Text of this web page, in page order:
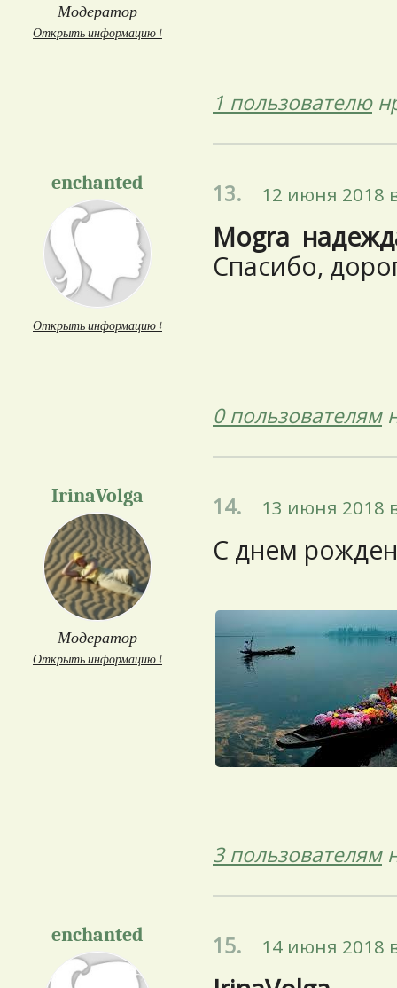
Модератор
Открыть информацию ↓
1 пользователю
enchanted
Открыть информацию ↓
13. 12 июня 2018
Mogra
Спасибо,
0 пользователям
IrinaVolga
Модератор
Открыть информацию ↓
14. 13 июня 2018
С днем
3 пользователям
enchanted 15. 14 июня 2018